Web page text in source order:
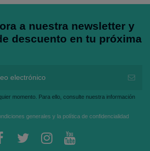
a nuestra newsletter y
descuento en tu próxima
momento. Para ello, consulte nuestra información
generales y la política de confidencialidad